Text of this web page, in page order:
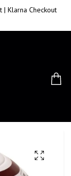
Klarna Checkout